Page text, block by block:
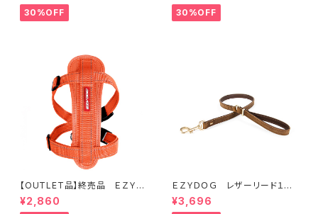
30%OFF 30%OFF
【OUTLET品】終売品 ＥＺＹＤ
¥2,860
ＥＺＹＤＯＧ レザーリード１０６
ｃｍ（全2色）
¥3,696